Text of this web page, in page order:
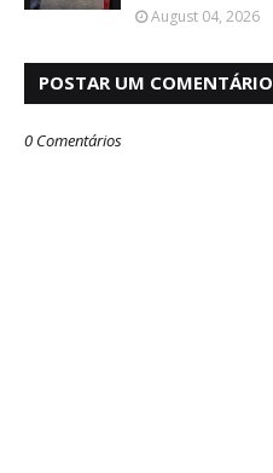
August 04, 2026
POSTAR UM COMENTÁRIO
0 Comentários